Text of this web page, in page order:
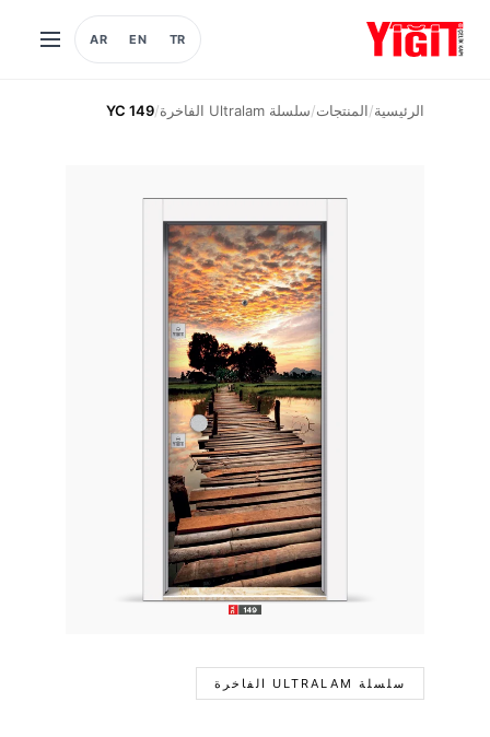
TR
EN
AR
فتح
الرئيسية/المنتجات/سلسلة Ultralam الفاخرة /
YC 149
سلسلة ULTRALAM الفاخرة